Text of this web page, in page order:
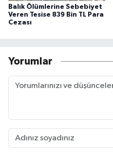
Balık Ölümlerine Sebebiyet
Veren Tesise 839 Bin TL Para
Cezası
Yorumlar